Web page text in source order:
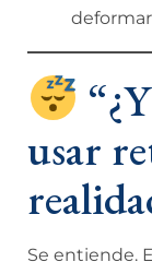
usar
Se entiende.